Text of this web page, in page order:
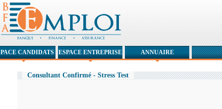
Consultant Confirmé - Stress Test
CANDIDATS ESPACE ENTREPRISE ANNUAIRE